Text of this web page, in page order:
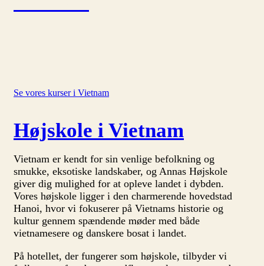
Se vores kurser i Vietnam
Højskole i Vietnam
Vietnam er kendt for sin venlige befolkning og
smukke, eksotiske landskaber, og Annas Højskole
giver dig mulighed for at opleve landet i dybden.
Vores højskole ligger i den charmerende hovedstad
Hanoi, hvor vi fokuserer på Vietnams historie og
kultur gennem spændende møder med både
vietnamesere og danskere bosat i landet.
På hotellet, der fungerer som højskole, tilbyder vi